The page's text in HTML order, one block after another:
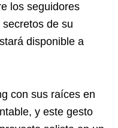
los seguidores
de su
disponible a
con sus raíces en
y este gesto